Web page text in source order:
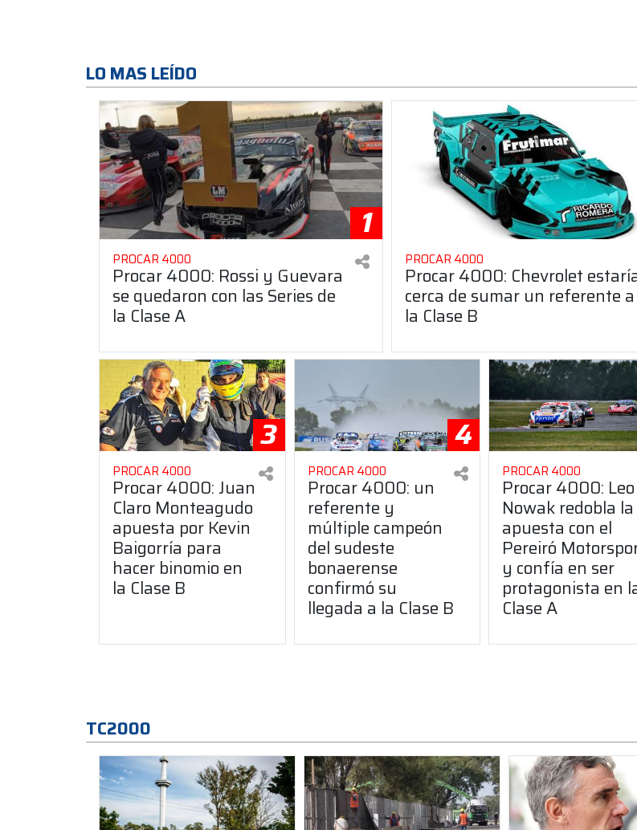
LO MAS LEÍDO
1
PROCAR 4000
Procar 4000: Rossi y Guevara
se quedaron con las Series de
la Clase A
PROCAR 4000
Procar 4000: Chevrolet
cerca de sumar un referente a
la Clase B
3
PROCAR 4000
Procar 4000: Juan
Claro Monteagudo
apuesta por Kevin
Baigorría para
hacer binomio en
la Clase B
4
PROCAR 4000
Procar 4000: un
referente y
múltiple campeón
del sudeste
bonaerense
confirmó su
llegada a la Clase B
PROCAR 4000
Procar 4000: Leo
Nowak redobla la
apuesta con el
Pereiró
y confía en ser
protagonista en
Clase A
TC2000